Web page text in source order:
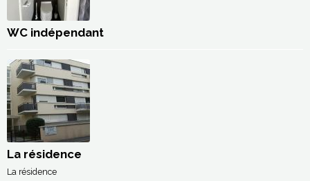
WC indépendant
La résidence
La résidence